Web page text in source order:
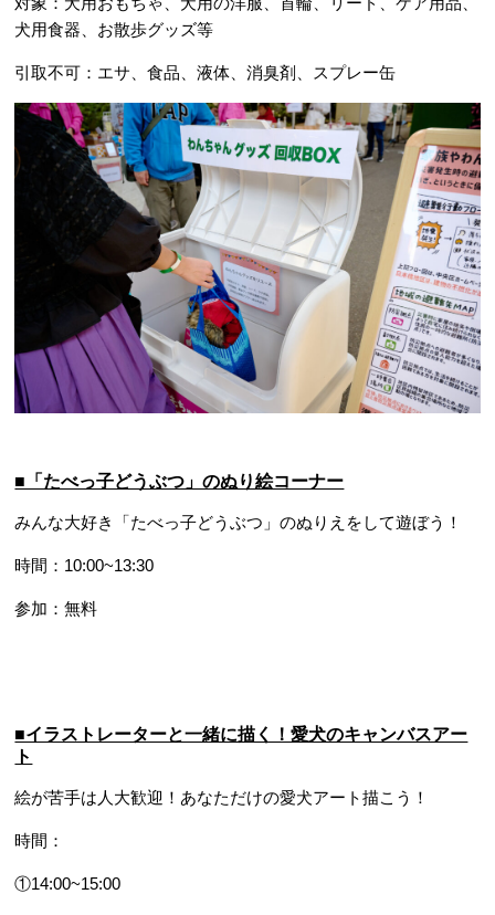
犬用食器、お散歩グッズ等
引取不可：エサ、食品、液体、消臭剤、スプレー缶
■「たべっ子どうぶつ」のぬり絵コーナー
みんな大好き「たべっ子どうぶつ」のぬりえをして遊ぼう！
時間：10:00~13:30
参加：無料
■イラストレーターと一緒に描く！愛犬のキャンバスアー
ト
絵が苦手は人大歓迎！あなただけの愛犬アート描こう！
時間：
①14:00~15:00